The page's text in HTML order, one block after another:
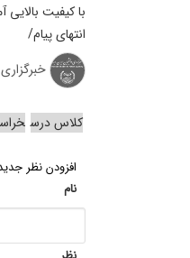
با کیفیت بالایی
انتهای پیام/
کلاس درس
افزودن نظر
نام